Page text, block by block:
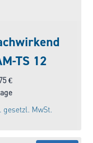
TS 12
€
€Aktueller
Preis
gesetzl. MwSt.